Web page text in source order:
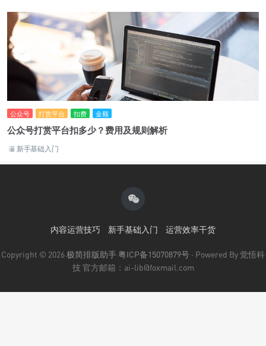
公众号 打赏平台 扣费 金额
公众号打赏平台扣多少？费用及规则解析
新手基础入门
内容运营技巧 新手基础入门 运营效率干货
Copyright © 2026极简排版助手粤ICP备15070879号 · Powered By 觉悟科
技 官方邮箱：ai-lib@foxmail.com